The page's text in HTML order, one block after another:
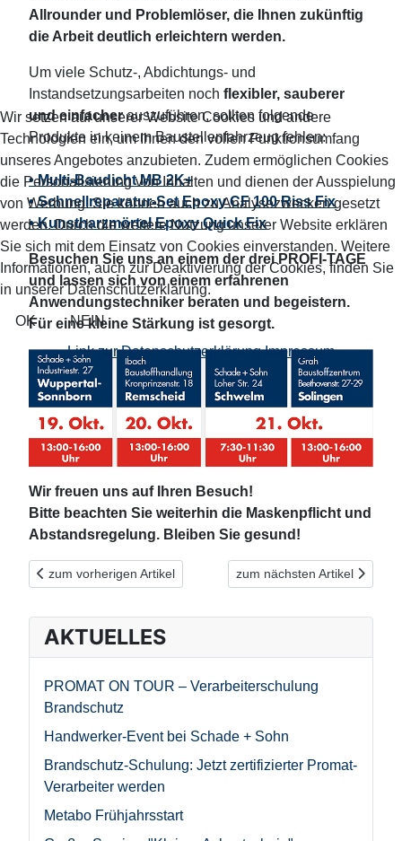
Allrounder und Problemlöser, die Ihnen zukünftig
die Arbeit deutlich erleichtern werden.
Um viele Schutz-, Abdichtungs- und
Instandsetzungsarbeiten noch flexibler, sauberer
und einfacherauszuführen, sollten folgende
Produkte in keinem Baustellenfahrzeug fehlen:
• Multi-Baudicht MB 2K+
• Schnellreparatur-Set Epoxy CF 100 Riss Fix
• Kunstharzmörtel Epoxy Quick Fix
Besuchen Sie uns an einem der drei PROFI-TAGE
und lassen sich von einem erfahrenen
Anwendungstechniker beraten und begeistern.
Für eine kleine Stärkung ist gesorgt.
Wir freuen uns auf Ihren Besuch!
Bitte beachten Sie weiterhin die Maskenpflicht und
Abstandsregelung. Bleiben Sie gesund!
Vorheriger Beitrag: "SPECIALS" - drei Themen-Tage rund um
zum vorherigen Artikel Nächster Beitrag: Abgesagt:
zum nächsten Artikel
AKTUELLES
PROMAT ON TOUR – Verarbeiterschulung
Brandschutz
Handwerker-Event bei Schade + Sohn
Brandschutz-Schulung: Jetzt zertifizierter Promat-
Verarbeiter werden
Metabo Frühjahrsstart
Wir setzen auf unserer Website Cookies und andere
Technologien ein, um Ihnen den vollen Funktionsumfang
unseres Angebotes anzubieten. Zudem ermöglichen Cookies
die Personalisierung von Inhalten und dienen der Ausspielung
von Werbung. Sie können auch zu Analysezwecken gesetzt
werden. Durch die weitere Nutzung unserer Website erklären
Sie sich mit dem Einsatz von Cookies einverstanden. Weitere
Informationen, auch zur Deaktivierung der Cookies, finden Sie
in unserer Datenschutzerklärung.
OK NEIN
Link zur Datenschutzerklärung Impressum